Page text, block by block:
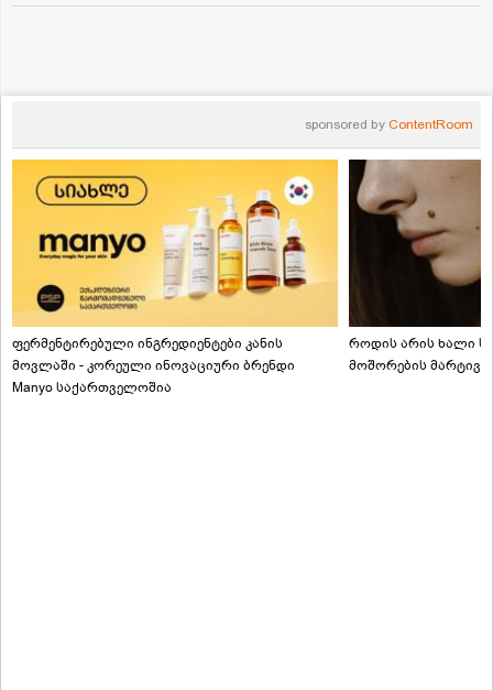
sponsored by ContentRoom
ფერმენტირებული ინგრედიენტები კანის
მოვლაში - კორეული ინოვაციური ბრენდი
Manyo საქართველოშია
როდის არის ხალი
მოშორების